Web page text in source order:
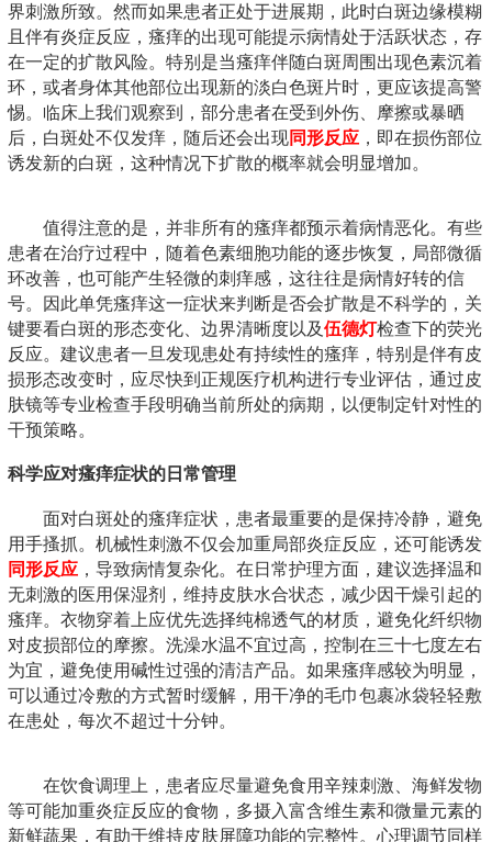
界刺激所致。然而如果患者正处于进展期，此时白斑边缘模糊
且伴有炎症反应，瘙痒的出现可能提示病情处于活跃状态，存
在一定的扩散风险。特别是当瘙痒伴随白斑周围出现色素沉着
环，或者身体其他部位出现新的淡白色斑片时，更应该提高警
惕。临床上我们观察到，部分患者在受到外伤、摩擦或暴晒
后，白斑处不仅发痒，随后还会出现同形反应 ，即在损伤部位
诱发新的白斑，这种情况下扩散的概率就会明显增加。
值得注意的是，并非所有的瘙痒都预示着病情恶化。有些
患者在治疗过程中，随着色素细胞功能的逐步恢复，局部微循
环改善，也可能产生轻微的刺痒感，这往往是病情好转的信
号。因此单凭瘙痒这一症状来判断是否会扩散是不科学的，关
键要看白斑的形态变化、边界清晰度以及伍德灯检查下的荧光
反应。建议患者一旦发现患处有持续性的瘙痒，特别是伴有皮
损形态改变时，应尽快到正规医疗机构进行专业评估，通过皮
肤镜等专业检查手段明确当前所处的病期，以便制定针对性的
干预策略。
科学应对瘙痒症状的日常管理
面对白斑处的瘙痒症状，患者最重要的是保持冷静，避免
用手搔抓。机械性刺激不仅会加重局部炎症反应，还可能诱发
同形反应 ，导致病情复杂化。在日常护理方面，建议选择温和
无刺激的医用保湿剂，维持皮肤水合状态，减少因干燥引起的
瘙痒。衣物穿着上应优先选择纯棉透气的材质，避免化纤织物
对皮损部位的摩擦。洗澡水温不宜过高，控制在三十七度左右
为宜，避免使用碱性过强的清洁产品。如果瘙痒感较为明显，
可以通过冷敷的方式暂时缓解，用干净的毛巾包裹冰袋轻轻敷
在患处，每次不超过十分钟。
在饮食调理上，患者应尽量避免食用辛辣刺激、海鲜发物
等可能加重炎症反应的食物，多摄入富含维生素和微量元素的
新鲜蔬果，有助于维持皮肤屏障功能的完整性。心理调节同样